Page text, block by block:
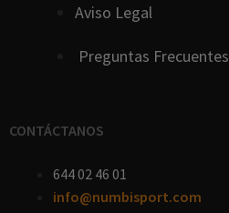
Aviso Legal
Preguntas Frecuentes
CONTÁCTANOS
644 02 46 01
info@numbisport.com